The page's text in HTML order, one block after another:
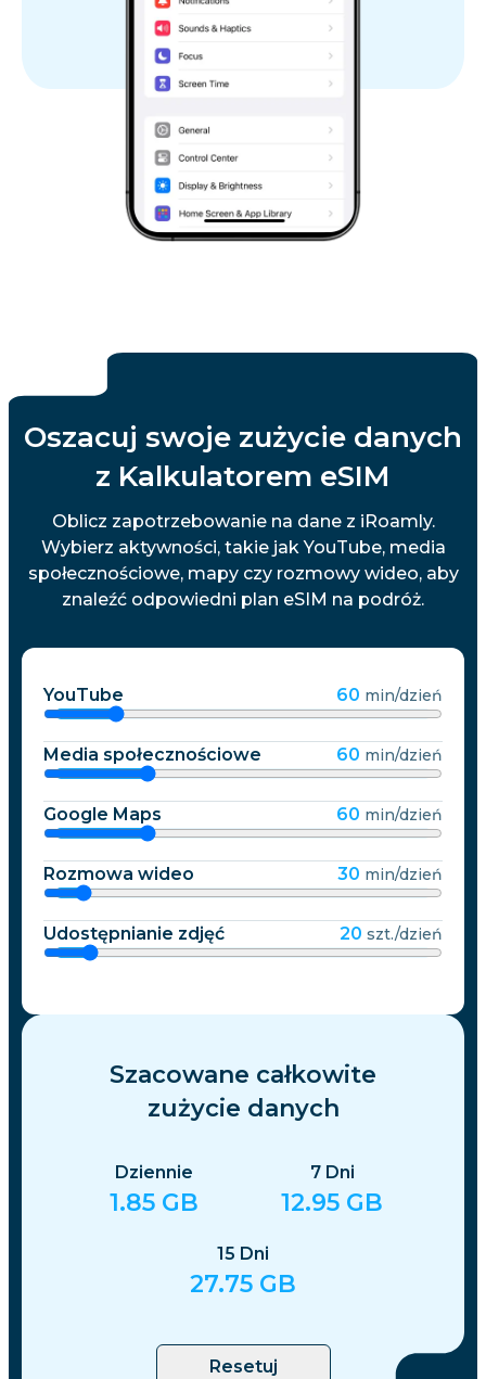
Oszacuj swoje zużycie danych
z Kalkulatorem eSIM
Oblicz zapotrzebowanie na dane z iRoamly.
Wybierz aktywności, takie jak YouTube, media
społecznościowe, mapy czy rozmowy wideo, aby
znaleźć odpowiedni plan eSIM na podróż.
YouTube 60 min/dzień
Media społecznościowe 60 min/dzień
Google Maps 60 min/dzień
Rozmowa wideo 30 min/dzień
Udostępnianie zdjęć 20 szt./dzień
Szacowane całkowite
zużycie danych
Dziennie
1.85 GB
7 Dni
12.95 GB
15 Dni
27.75 GB
Resetuj